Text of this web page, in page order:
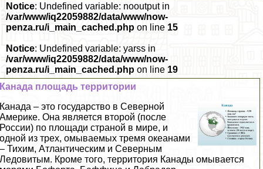
Notice: Undefined variable: nooutput in
/var/www/iq22059882/data/www/now-
penza.ru/i_main_cached.php on line 15
Notice: Undefined variable: yarss in
/var/www/iq22059882/data/www/now-
penza.ru/i_main_cached.php on line 19
Канада площадь территории
Канада – это государство в Северной
Америке. Она является второй (после
России) по площади страной в мире, и
одной из трех, омываемых тремя океанами
– Тихим, Атлантическим и Северным
Ледовитым. Кроме того, территория Канады омывается